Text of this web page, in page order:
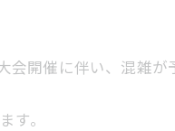
開催に伴い、混雑が
す。